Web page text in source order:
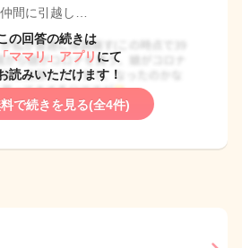
間に引越し…
の回答の続きは
ママリ」アプリ にて
読みいただけます！
で続きを見る(全4件)